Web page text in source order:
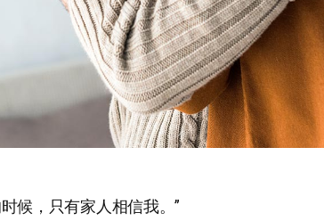
候，只有家人相信我。”